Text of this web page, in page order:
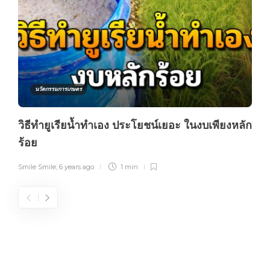
นวัตกรรมการเกษตร
วิธีทำยูเรียน้ำทำเอง ประโยชน์เยอะ ในงบเพียงหลัก
ร้อย
Smile Smile 6 years ago 1 min